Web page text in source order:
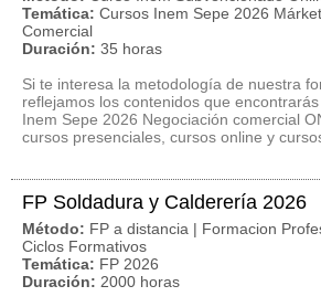
Temática: Cursos Inem Sepe 2026
Comercial
Duración: 35 horas
Si te interesa la metodología de nuestra
reflejamos los contenidos que
Inem Sepe 2026 Negociación comercial
cursos presenciales, cursos online y cursos
FP Soldadura y Calderería 2026
Método: FP a distancia | Formacion
Ciclos Formativos
Temática: FP 2026
Duración: 2000 horas